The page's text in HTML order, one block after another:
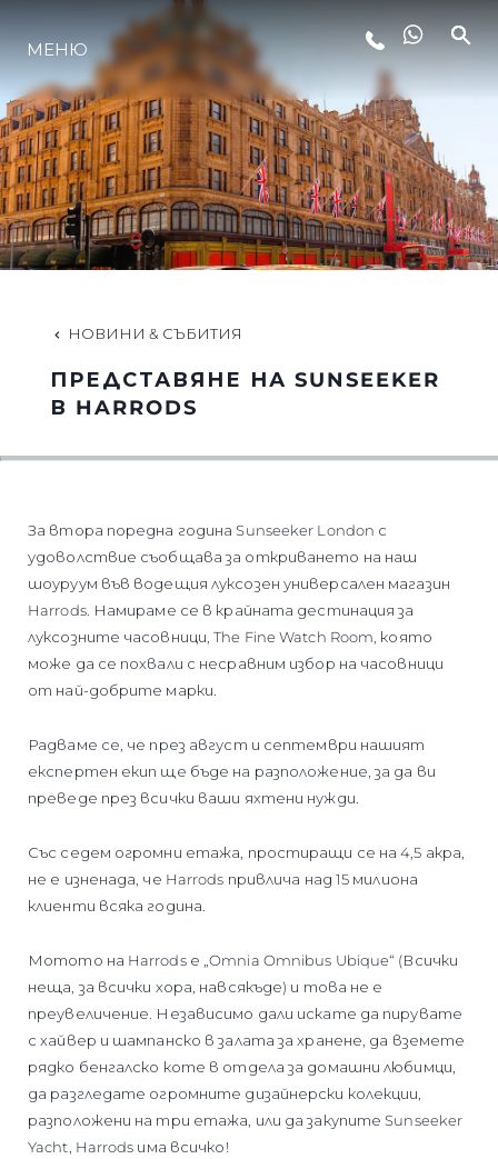
ЛАЙФСТАЙЛ
ИНОВАЦИЯ
КОМПАНИЯТА
ЕКИПЪТ
НАСЛЕДСТВО
МЕНЮ
НОВИНИ & СЪБИТИЯ
ПРЕДСТАВЯНЕ НА SUNSEEKER
В HARRODS
За втора поредна година Sunseeker London с
удоволствие съобщава за откриването на наш
шоуруум във водещия луксозен универсален магазин
Harrods. Намираме се в крайната дестинация за
луксозните часовници, The Fine Watch Room, която
може да се похвали с несравним избор на часовници
от най-добрите марки.
Радваме се, че през август и септември нашият
експертен екип ще бъде на разположение, за да ви
преведе през всички ваши яхтени нужди.
Със седем огромни етажа, простиращи се на 4,5 акра,
не е изненада, че Harrods привлича над 15 милиона
клиенти всяка година.
Мотото на Harrods е „Omnia Omnibus Ubique“ (Всички
неща, за всички хора, навсякъде) и това не е
преувеличение. Независимо дали искате да пирувате
с хайвер и шампанско в залата за хранене, да вземете
рядко бенгалско коте в отдела за домашни любимци,
да разгледате огромните дизайнерски колекции,
разположени на три етажа, или да закупите Sunseeker
Yacht, Harrods има всичко!